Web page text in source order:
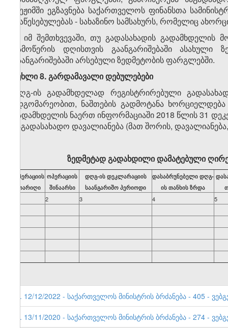
რეჟიმში ეგზავნება საქართველოს ფინანსთა
დაწესებულებას - სახაზინო სამსახურს, რომელიც
4. იმ შემთხვევაში, თუ გადასახადის
გამოწერის დღისთვის გაანგარიშებაში ასახული
გაანგარიშებაში არსებული ზედმეტობის ფარგლებში.
მუხლი 8. გარდამავალი დებულებები
დღგ-ის გადამხდელად რეგისტრირებული
მდგომარეობით, ნაშთების გადმოტანა
გადამხდელის ნაერთ ინფორმაციაში 2018 წლის 31
საგადასახადო დავალიანება (მათ შორის,
ზედმეტად გადახდილი დამატებული
ოპერაციის
თარიღი
ოპერაციის
შინაარსი
დღგ-ის დეკლარაციის
საანგარიშო პერიოდი
დასაბრუნებელი დღგ-
ის თანხის ზრდა
2 3 4 5
2. 12/12/2022 - საქართველოს მინისტრის ბრძანება - 405 -
1. 13/11/2020 - საქართველოს მინისტრის ბრძანება - 274 -